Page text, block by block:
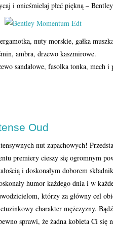
i onieśmielaj płeć piękną –
nuty morskie, gałka
ambra, drzewo kaszmirowe.
sandałowe, fasolka tonka, mech i
Oud
nut zapachowych!
premiery cieszy się ogromnym
i doskonałym doborem
humor każdego dnia i w
którzy za główny cel
charakter mężczyzny.
sprawi, że żadna kobieta Ci się